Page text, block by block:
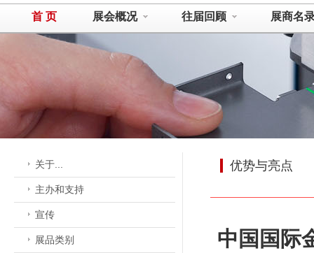
首 页 展会概况 往届回顾 展商名
关于...
主办和支持
宣传
展品类别
优势与亮点
中国国际